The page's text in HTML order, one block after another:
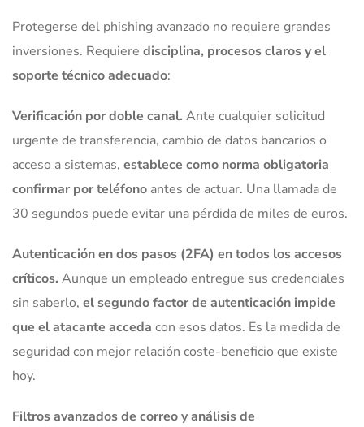
Protegerse del phishing avanzado no requiere grandes
inversiones. Requiere disciplina, procesos claros y el
soporte técnico adecuado:
Verificación por doble canal. Ante cualquier solicitud
urgente de transferencia, cambio de datos bancarios o
acceso a sistemas, establece como norma obligatoria
confirmar por teléfono antes de actuar. Una llamada de
30 segundos puede evitar una pérdida de miles de euros.
Autenticación en dos pasos (2FA) en todos los accesos
críticos. Aunque un empleado entregue sus credenciales
sin saberlo, el segundo factor de autenticación impide
que el atacante acceda con esos datos. Es la medida de
seguridad con mejor relación coste-beneficio que existe
hoy.
Filtros avanzados de correo y análisis de